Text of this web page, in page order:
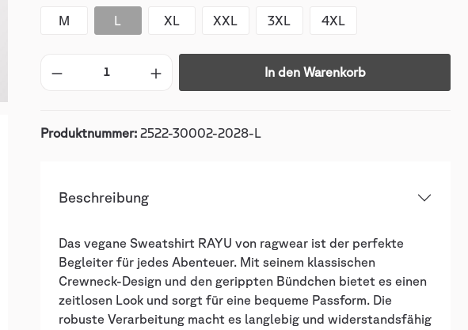
M L XL XXL 3XL 4XL
In den Warenkorb
Produktnummer: 2522-30002-2028-L
Beschreibung
Das vegane Sweatshirt RAYU von ragwear ist der perfekte
Begleiter für jedes Abenteuer. Mit seinem klassischen
Crewneck-Design und den gerippten Bündchen bietet es einen
zeitlosen Look und sorgt für eine bequeme Passform. Die
robuste Verarbeitung macht es langlebig und widerstandsfähig